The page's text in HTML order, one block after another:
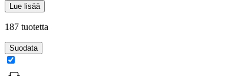
Lue lisää
187 tuotetta
Suodata